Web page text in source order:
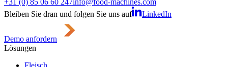
Bleiben Sie dran und folgen Sie uns auf
LinkedIn
Demo anfordern
Lösungen
Fleisch